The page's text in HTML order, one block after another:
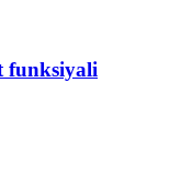
funksiyali